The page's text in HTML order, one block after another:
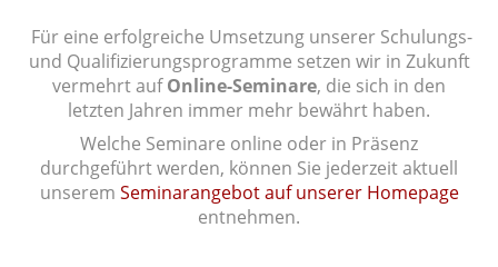
Für eine erfolgreiche Umsetzung unserer Schulungs-
und Qualifizierungsprogramme setzen wir in Zukunft
vermehrt aufOnline-Seminare, die sich in den
letzten Jahren immer mehr bewährt haben.
Welche Seminare online oder in Präsenz
durchgeführt werden, können Sie jederzeit aktuell
unserem Seminarangebot auf unserer Homepage
entnehmen.